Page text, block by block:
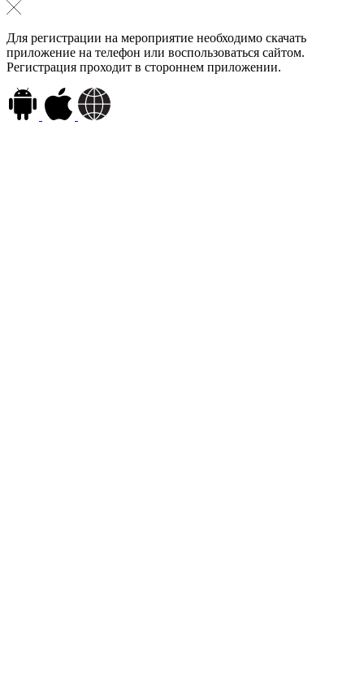
Для регистрации на мероприятие необходимо скачать
приложение на телефон или воспользоваться сайтом.
Регистрация проходит в стороннем приложении.